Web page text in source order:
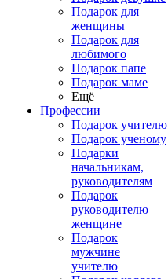
Подарок для
женщины
Подарок для
любимого
Подарок папе
Подарок маме
Ещё
Профессии
Подарок учителю
Подарок ученому
Подарки
начальникам,
руководителям
Подарок
руководителю
женщине
Подарок
мужчине
учителю